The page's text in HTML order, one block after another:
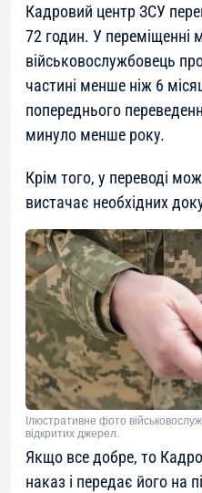
Кадровий центр ЗСУ
72 годин. У
військовослужбовець
частині менше ніж 6
попереднього
минуло менше року.
Крім того, у переводі
вистачає необхідних
Ілюстративне фото
відкритих джерел.
Якщо все добре, то
наказ і передає його на